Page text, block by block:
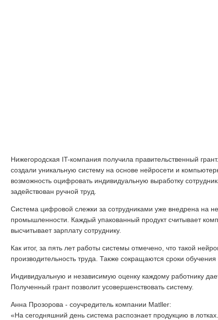
Нижегородская IT-компания получила правительственный
создали уникальную систему на основе нейросети и
возможность оцифровать индивидуальную выработку
задействован ручной труд.
Система цифровой слежки за сотрудниками уже внедрена на
промышленности. Каждый упакованный продукт считывает
высчитывает зарплату сотруднику.
Как итог, за пять лет работы системы отмечено, что такой
производительность труда. Также сокращаются сроки
Индивидуальную и независимую оценку каждому работнику
Полученный грант позволит усовершенствовать систему.
Анна Прозорова - соучредитель компании Matller:
«На сегодняшний день система распознает продукцию в